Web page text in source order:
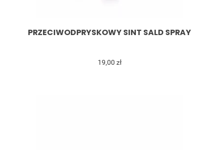
PRZECIWODPRYSKOWY SINT SALD SPRAY
19,00 zł